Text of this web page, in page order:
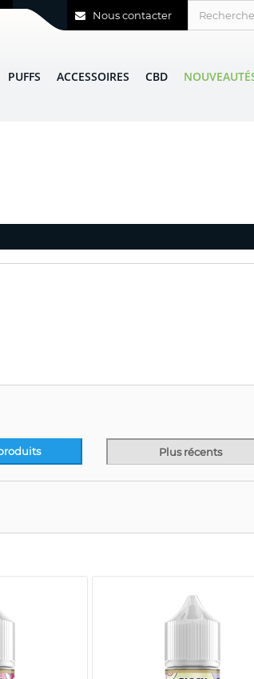
Nous contacter
PUFFS ACCESSOIRES CBD
Plus récents